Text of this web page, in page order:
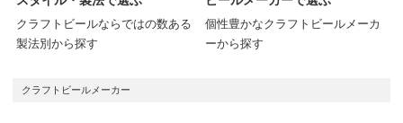
クラフトビールならではの数ある
製法別から探す
個性豊かなクラフトビールメーカ
ーから探す
クラフトビールメーカー